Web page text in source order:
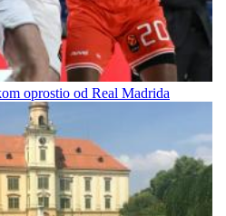
oprostio od Real Madrida